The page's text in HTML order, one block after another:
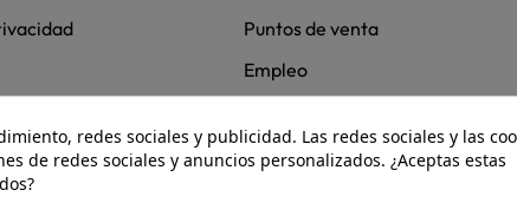
Puntos de venta
Empleo
redes sociales y publicidad. Las redes sociales y las
de redes sociales y anuncios personalizados. ¿Aceptas estas